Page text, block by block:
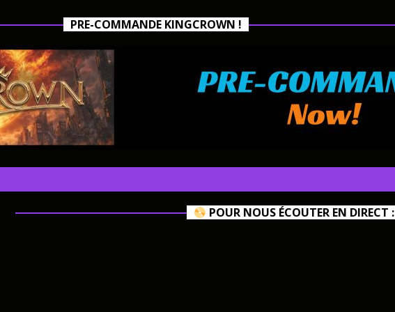
PRE-COMMANDE KINGCROWN !
POUR NOUS ÉCOUTER EN DIRECT :